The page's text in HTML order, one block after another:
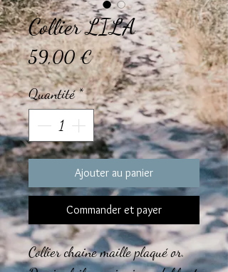
Collier LILA
59,00 €Prix
Quantité*
Ajouter au panier
Commander et payer
Collier chaine maille plaqué or.